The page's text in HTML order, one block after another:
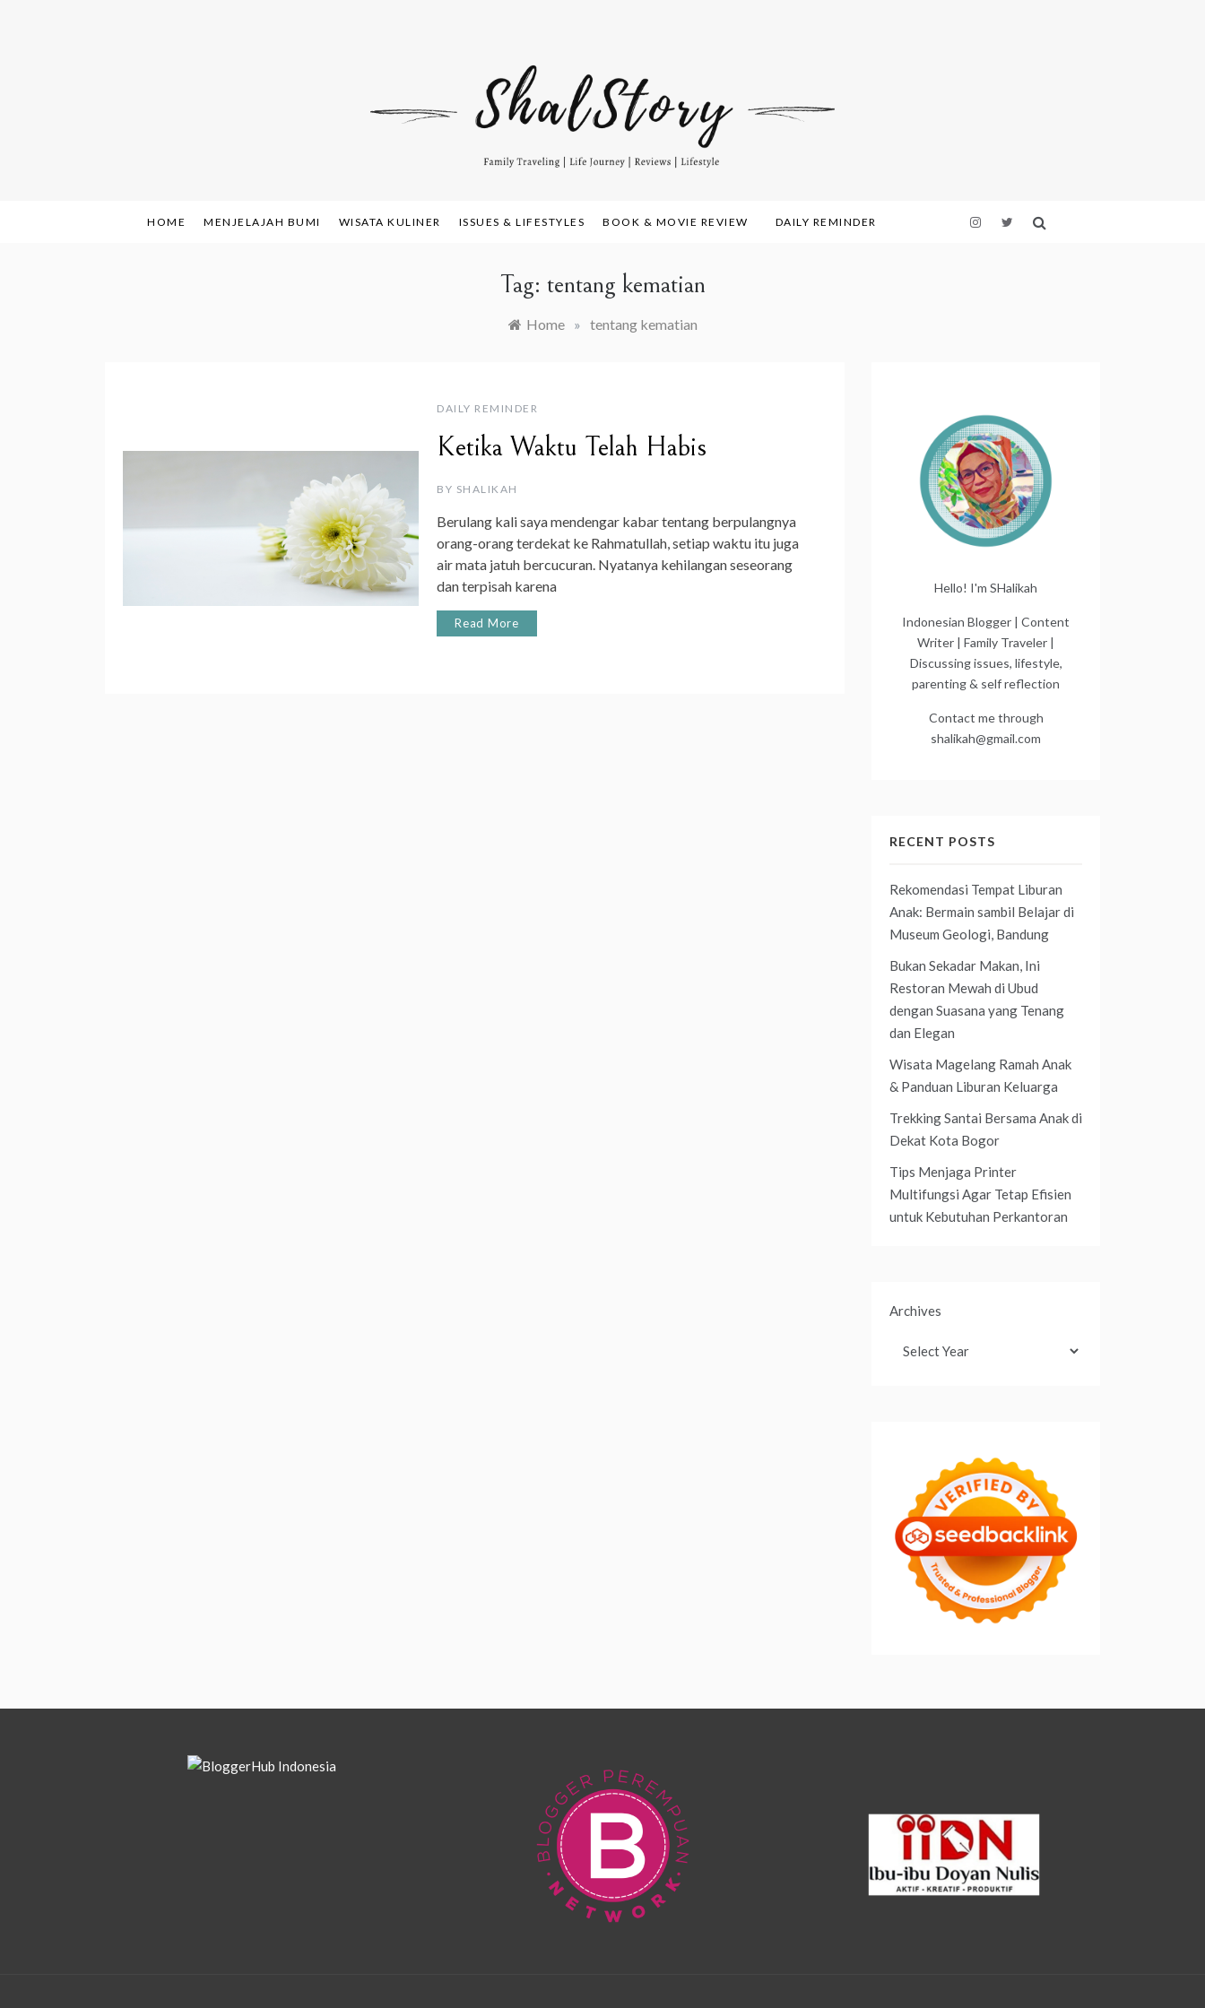
www.shalstory.com
Indonesian Blog: Family Travelling, Life Journey, Reviews, and Lifestyle
HOME MENJELAJAH BUMI WISATA KULINER ISSUES & LIFESTYLES BOOK & MOVIE REVIEW DAILY REMINDER
Tag: tentang kematian
Home » tentang kematian
DAILY REMINDER
Ketika Waktu Telah Habis
BY SHALIKAH
Berulang kali saya mendengar kabar tentang berpulangnya
orang-orang terdekat ke Rahmatullah, setiap waktu itu juga
air mata jatuh bercucuran. Nyatanya kehilangan seseorang
dan terpisah karena
Read More
Hello! I'm SHalikah
Indonesian Blogger | Content
Writer | Family Traveler |
Discussing issues, lifestyle,
parenting & self reflection
Contact me through
shalikah@gmail.com
RECENT POSTS
Rekomendasi Tempat Liburan
Anak: Bermain sambil Belajar di
Museum Geologi, Bandung
Bukan Sekadar Makan, Ini
Restoran Mewah di Ubud
dengan Suasana yang Tenang
dan Elegan
Wisata Magelang Ramah Anak
& Panduan Liburan Keluarga
Trekking Santai Bersama Anak di
Dekat Kota Bogor
Tips Menjaga Printer
Multifungsi Agar Tetap Efisien
untuk Kebutuhan Perkantoran
Archives